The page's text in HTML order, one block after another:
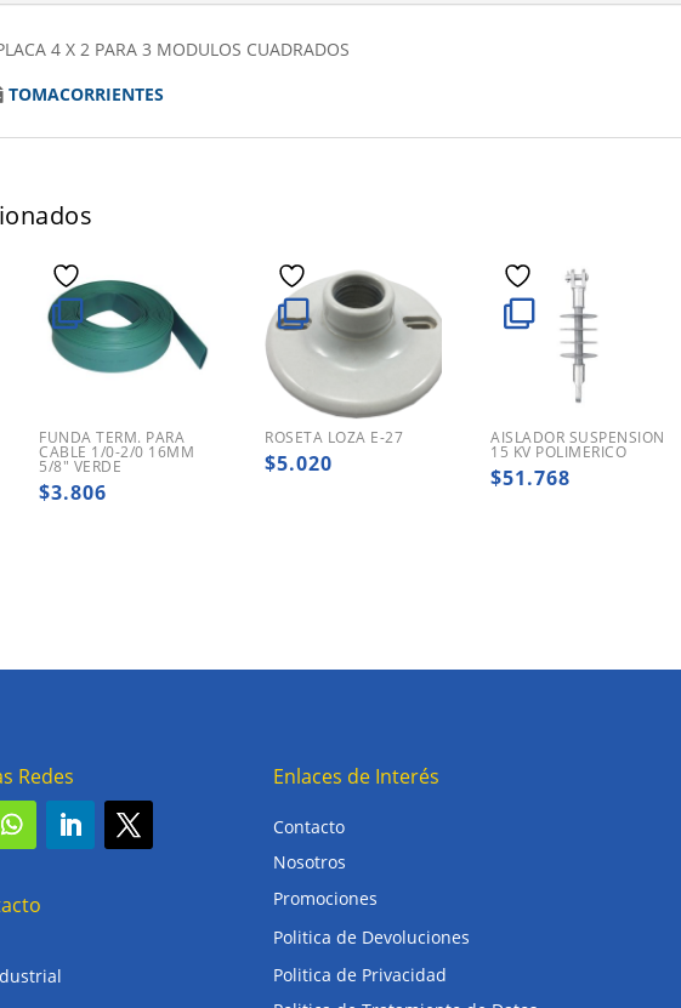
4 X 2 PARA 3 MODULOS CUADRADOS
TOMACORRIENTES
FUNDA TERM. PARA
CABLE 1/0-2/0 16MM
5/8″ VERDE
$3.806
ROSETA LOZA E-27
$5.020
AISLADOR SUSPENSION
15 KV POLIMERICO
$51.768
Redes Enlaces de Interés
Contacto
Nosotros
Promociones
Politica de Devoluciones
Politica de Privacidad